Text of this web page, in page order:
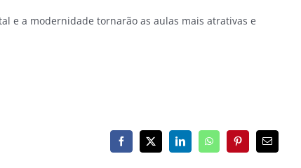
e a modernidade tornarão as aulas mais atrativas e
Facebook
X LinkedInWhatsAppPinterest
E-
mail